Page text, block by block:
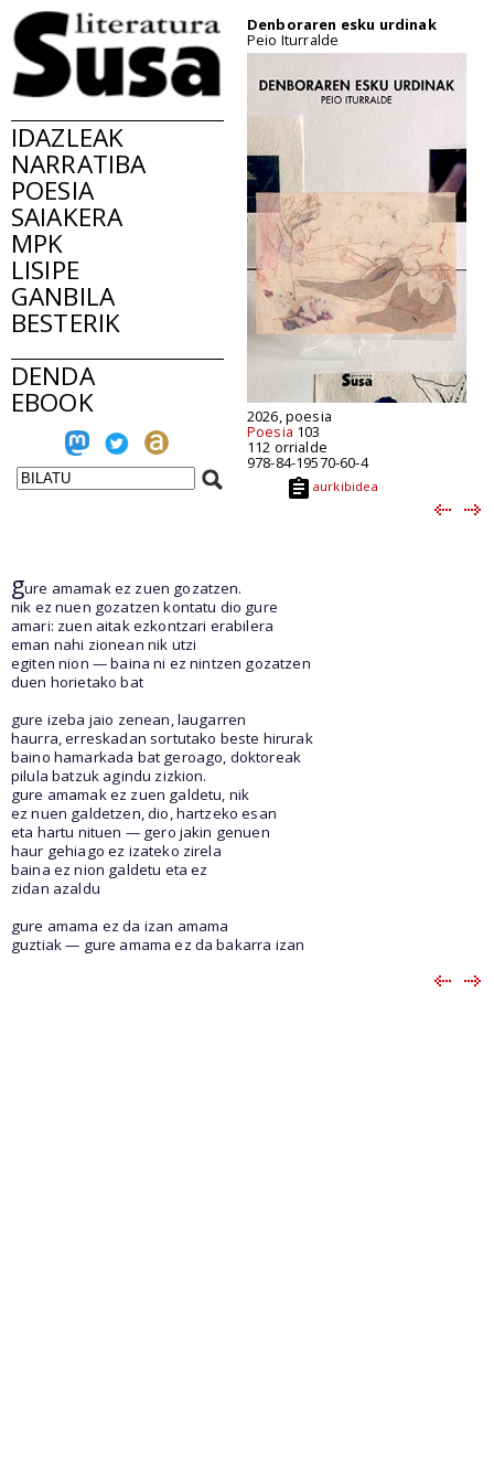
IDAZLEAK
NARRATIBA
POESIA
SAIAKERA
MPK
LISIPE
GANBILA
BESTERIK
DENDA
EBOOK
Denboraren esku urdinak
Peio Iturralde
2026, poesia
Poesia 103
112 orrialde
978-84-19570-60-4
aurkibidea
gure amamak ez zuen gozatzen.
nik ez nuen gozatzen kontatu dio gure
amari: zuen aitak ezkontzari erabilera
eman nahi zionean nik utzi
egiten nion — baina ni ez nintzen gozatzen
duen horietako bat
gure izeba jaio zenean, laugarren
haurra, erreskadan sortutako beste hirurak
baino hamarkada bat geroago, doktoreak
pilula batzuk agindu zizkion.
gure amamak ez zuen galdetu, nik
ez nuen galdetzen, dio, hartzeko esan
eta hartu nituen — gero jakin genuen
haur gehiago ez izateko zirela
baina ez nion galdetu eta ez
zidan azaldu
gure amama ez da izan amama
guztiak — gure amama ez da bakarra izan